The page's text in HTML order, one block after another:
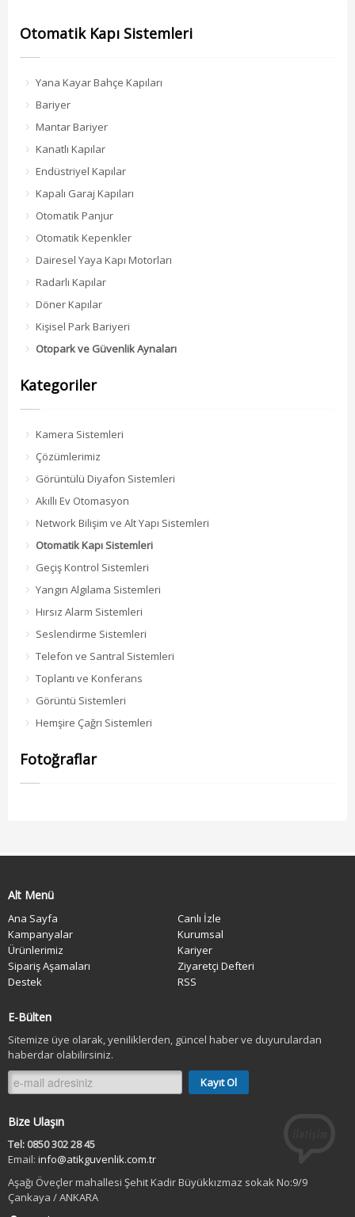
Otomatik Kapı Sistemleri
Yana Kayar Bahçe Kapıları
Bariyer
Mantar Bariyer
Kanatlı Kapılar
Endüstriyel Kapılar
Kapalı Garaj Kapıları
Otomatik Panjur
Otomatik Kepenkler
Dairesel Yaya Kapı Motorları
Radarlı Kapılar
Döner Kapılar
Kişisel Park Bariyeri
Otopark ve Güvenlik Aynaları
Kategoriler
Kamera Sistemleri
Çözümlerimiz
Görüntülü Diyafon Sistemleri
Akıllı Ev Otomasyon
Network Bilişim ve Alt Yapı Sistemleri
Otomatik Kapı Sistemleri
Geçiş Kontrol Sistemleri
Yangın Algılama Sistemleri
Hırsız Alarm Sistemleri
Seslendirme Sistemleri
Telefon ve Santral Sistemleri
Toplantı ve Konferans
Görüntü Sistemleri
Hemşire Çağrı Sistemleri
Fotoğraflar
Alt Menü
Ana Sayfa
Canlı İzle
Kampanyalar
Kurumsal
Ürünlerimiz
Kariyer
Sipariş Aşamaları
Ziyaretçi Defteri
Destek
RSS
E-Bülten
Sitemize üye olarak, yeniliklerden, güncel haber ve duyurulardan
haberdar olabilirsiniz.
Bize Ulaşın
Tel: 0850 302 28 45
Email: info@atikguvenlik.com.tr
Aşağı Öveçler mahallesi Şehit Kadir Büyükkızmaz sokak No:9/9
Çankaya / ANKARA